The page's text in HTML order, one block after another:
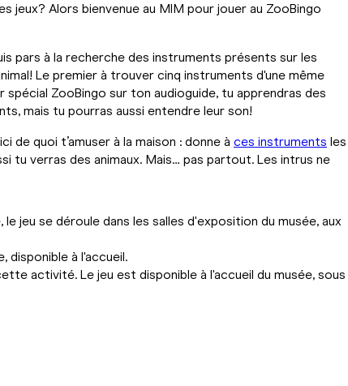
jeux? Alors bienvenue au MIM pour jouer au ZooBingo
pars à la recherche des instruments présents sur les
Le premier à trouver cinq instruments d'une même
spécial ZooBingo sur ton audioguide, tu apprendras des
mais tu pourras aussi entendre leur son!
de quoi t’amuser à la maison : donne à ces instruments les
tu verras des animaux. Mais… pas partout. Les intrus ne
le jeu se déroule dans les salles d'exposition du musée, aux
disponible à l'accueil.
activité. Le jeu est disponible à l'accueil du musée, sous